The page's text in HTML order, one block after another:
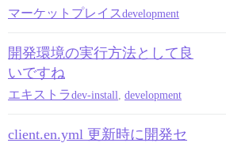
マーケットプレイス development
開発環境の実行方法として良
いですね
エキストラdev-install development
client.en.yml 更新時に開発セ